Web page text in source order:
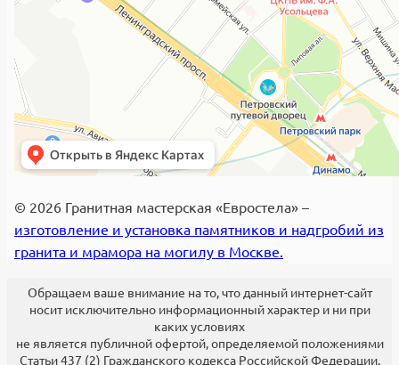
© 2026 Гранитная мастерская «Евростела» –
изготовление и установка памятников и надгробий из
гранита и мрамора на могилу в Москве.
Обращаем ваше внимание на то, что данный интернет-сайт
носит исключительно информационный характер и ни при
каких условиях
не является публичной офертой, определяемой положениями
Статьи 437 (2) Гражданского кодекса Российской Федерации.